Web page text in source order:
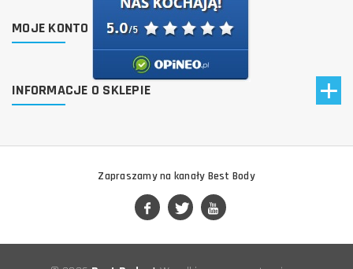
MOJE KONTO
INFORMACJE O SKLEPIE
Zapraszamy na kanały Best Body